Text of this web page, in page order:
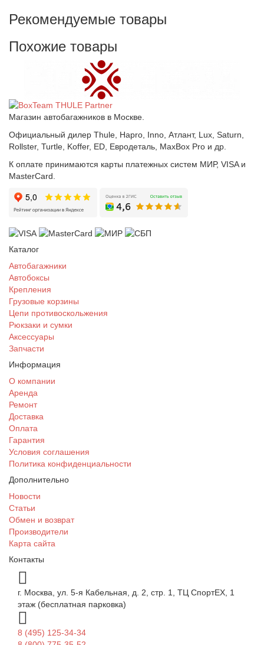
Рекомендуемые товары
Похожие товары
Магазин автобагажников в Москве.
Официальный дилер Thule, Hapro, Inno, Атлант, Lux, Saturn,
Rollster, Turtle, Koffer, ED, Евродеталь, MaxBox Pro и др.
К оплате принимаются карты платежных систем МИР, VISA и
MasterCard.
Каталог
Автобагажники
Автобоксы
Крепления
Грузовые корзины
Цепи противоскольжения
Рюкзаки и сумки
Аксессуары
Запчасти
Информация
О компании
Аренда
Ремонт
Доставка
Оплата
Гарантия
Условия соглашения
Политика конфиденциальности
Дополнительно
Новости
Статьи
Обмен и возврат
Производители
Карта сайта
Контакты
г. Москва, ул. 5-я Кабельная, д. 2, стр. 1, ТЦ СпортEX, 1
этаж (бесплатная парковка)
8 (495) 125-34-34